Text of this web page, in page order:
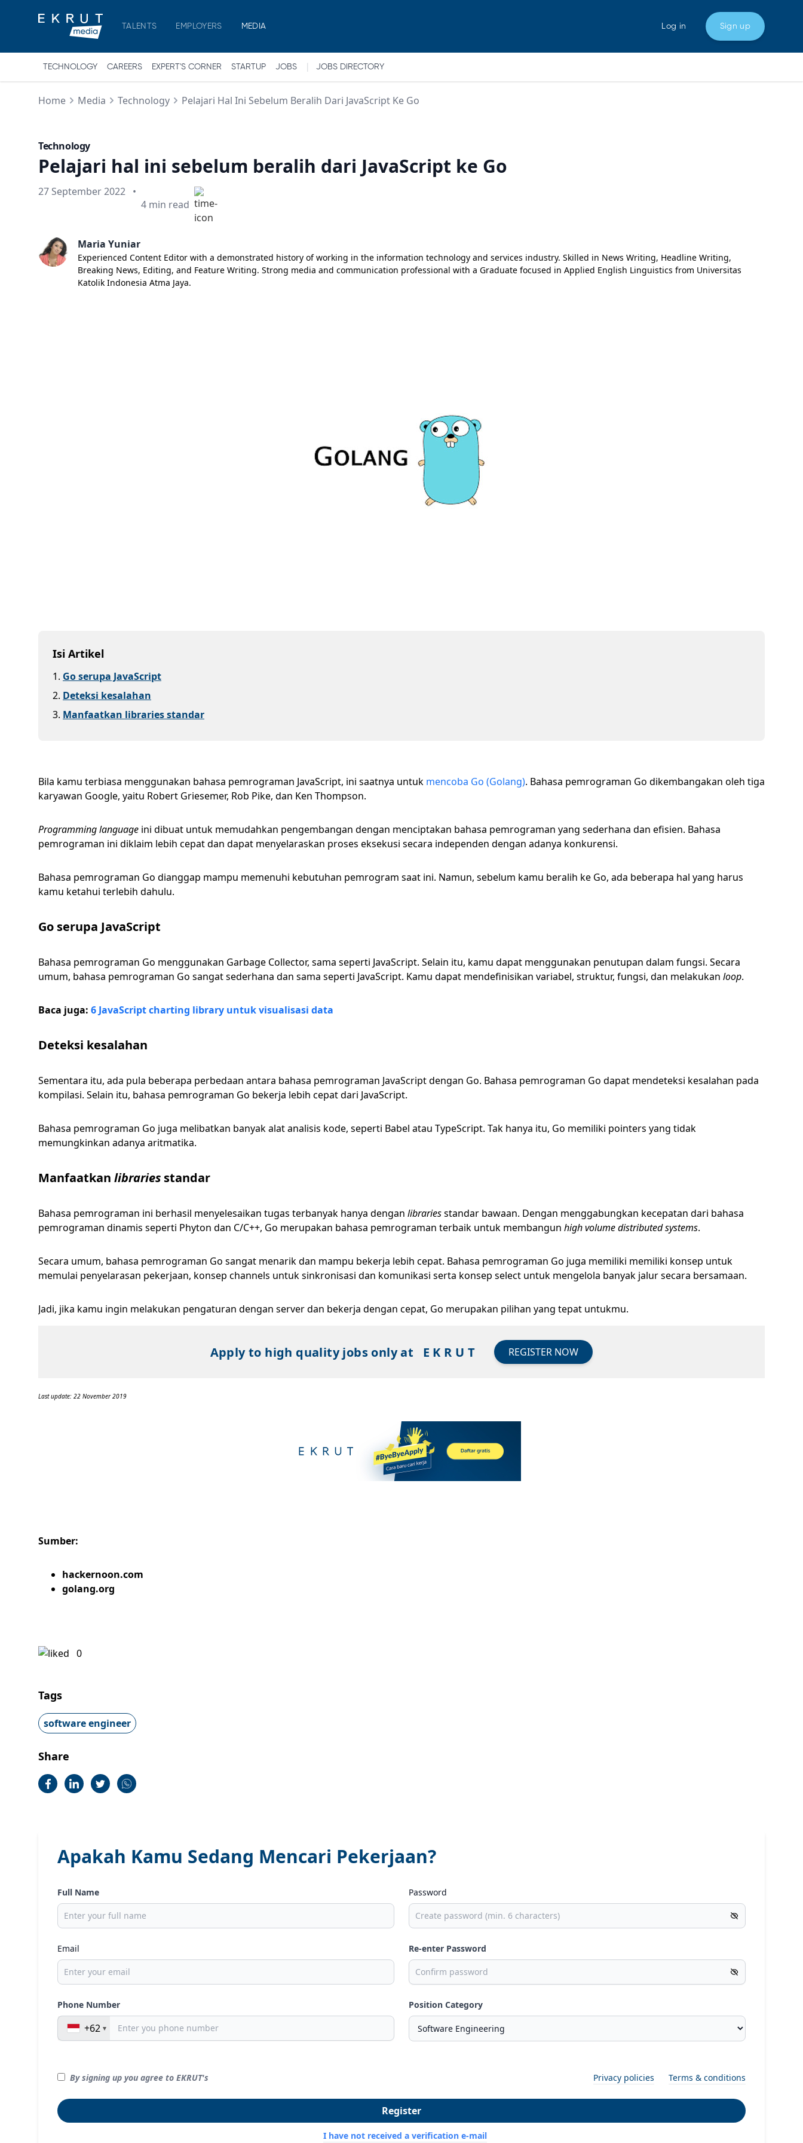
TALENTS EMPLOYERS MEDIA Log in Sign up
TECHNOLOGY CAREERS EXPERT'S CORNER STARTUP JOBS JOBS DIRECTORY
Home Media Technology Pelajari Hal Ini Sebelum Beralih Dari JavaScript Ke Go
Technology
Pelajari hal ini sebelum beralih dari JavaScript ke Go
Published on
27 September 2022 •
Min read
4 min read
Maria Yuniar
Experienced Content Editor with a demonstrated history of working in the information technology and services industry. Skilled in News Writing, Headline Writing,
Breaking News, Editing, and Feature Writing. Strong media and communication professional with a Graduate focused in Applied English Linguistics from Universitas
Katolik Indonesia Atma Jaya.
Isi Artikel
1. Go serupa JavaScript
2. Deteksi kesalahan
3. Manfaatkan libraries standar
Bila kamu terbiasa menggunakan bahasa pemrograman JavaScript, ini saatnya untuk mencoba Go (Golang). Bahasa pemrograman Go dikembangakan oleh tiga
karyawan Google, yaitu Robert Griesemer, Rob Pike, dan Ken Thompson.
Programming language ini dibuat untuk memudahkan pengembangan dengan menciptakan bahasa pemrograman yang sederhana dan efisien. Bahasa
pemrograman ini diklaim lebih cepat dan dapat menyelaraskan proses eksekusi secara independen dengan adanya konkurensi.
Bahasa pemrograman Go dianggap mampu memenuhi kebutuhan pemrogram saat ini. Namun, sebelum kamu beralih ke Go, ada beberapa hal yang harus
kamu ketahui terlebih dahulu.
Go serupa JavaScript
Bahasa pemrograman Go menggunakan Garbage Collector, sama seperti JavaScript. Selain itu, kamu dapat menggunakan penutupan dalam fungsi. Secara
umum, bahasa pemrograman Go sangat sederhana dan sama seperti JavaScript. Kamu dapat mendefinisikan variabel, struktur, fungsi, dan melakukan loop.
Baca juga: 6 JavaScript charting library untuk visualisasi data
Deteksi kesalahan
Sementara itu, ada pula beberapa perbedaan antara bahasa pemrograman JavaScript dengan Go. Bahasa pemrograman Go dapat mendeteksi kesalahan pada
kompilasi. Selain itu, bahasa pemrograman Go bekerja lebih cepat dari JavaScript.
Bahasa pemrograman Go juga melibatkan banyak alat analisis kode, seperti Babel atau TypeScript. Tak hanya itu, Go memiliki pointers yang tidak
memungkinkan adanya aritmatika.
Manfaatkan libraries standar
Bahasa pemrograman ini berhasil menyelesaikan tugas terbanyak hanya dengan librariesstandar bawaan. Dengan menggabungkan kecepatan dari bahasa
pemrograman dinamis seperti Phyton dan C/C++, Go merupakan bahasa pemrograman terbaik untuk membangun high volume distributed systems.
Secara umum, bahasa pemrograman Go sangat menarik dan mampu bekerja lebih cepat. Bahasa pemrograman Go juga memiliki memiliki konsep untuk
memulai penyelarasan pekerjaan, konsep channels untuk sinkronisasi dan komunikasi serta konsep select untuk mengelola banyak jalur secara bersamaan.
Jadi, jika kamu ingin melakukan pengaturan dengan server dan bekerja dengan cepat, Go merupakan pilihan yang tepat untukmu.
Apply to high quality jobs only at E K R U T REGISTER NOW
Last update: 22 November 2019
Sumber:
hackernoon.com
golang.org
0
Tags
software engineer
Share
Apakah Kamu Sedang Mencari Pekerjaan?
Full Name Password
Email Re-enter Password
Phone Number
+62
Position Category
By signing up you agree to EKRUT's Privacy policies Terms & conditions
Register
I have not received a verification e-mail